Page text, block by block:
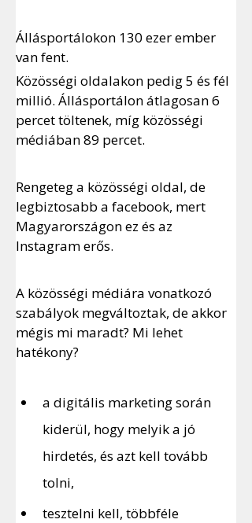
Állásportálokon 130 ezer ember
van fent.
Közösségi oldalakon pedig 5 és fél
millió. Állásportálon átlagosan 6
percet töltenek, míg közösségi
médiában 89 percet.
Rengeteg a közösségi oldal, de
legbiztosabb a facebook, mert
Magyarországon ez és az
Instagram erős.
A közösségi médiára vonatkozó
szabályok megváltoztak, de akkor
mégis mi maradt? Mi lehet
hatékony?
a digitális marketing során
kiderül, hogy melyik a jó
hirdetés, és azt kell tovább
tolni,
tesztelni kell, többféle